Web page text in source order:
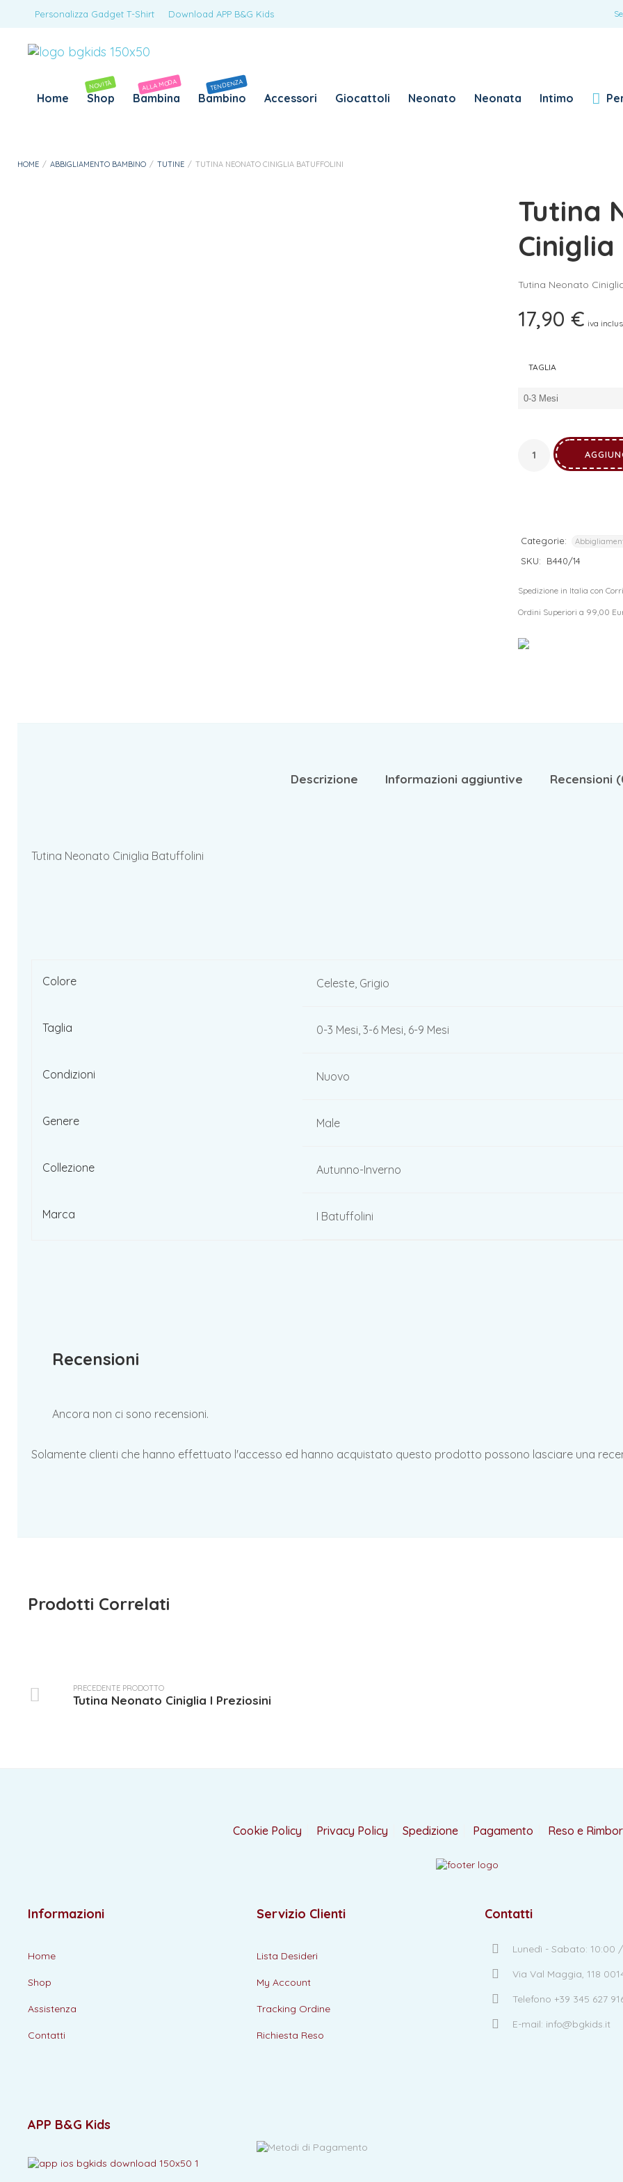
Personalizza Gadget T-Shirt Download APP B&G Kids
NOME UTENTE RICHIESTO
INDIRIZZO EMAIL
I tuoi dati personali verranno utilizzati per supportare la tua
Home Shop
NOVITÀ
Bambina
ALLA MODA
Bambino
TENDENZA
Accessori Giocattoli Neonato Neonata Intimo
HOME / ABBIGLIAMENTO BAMBINO / TUTINE / TUTINA NEONATO CINIGLIA BATUFFOLINI
Tutina
Tutina Neonato
17,90 € iva
TAGLIA
Categorie:
SKU: B440/14
Spedizione in Italia con
Ordini Superiori a 99,00
Descrizione Informazioni aggiuntive Recensioni
Tutina Neonato Ciniglia Batuffolini
Colore Celeste, Grigio
Taglia 0-3 Mesi, 3-6 Mesi, 6-9 Mesi
Condizioni Nuovo
Genere Male
Collezione Autunno-Inverno
Marca I Batuffolini
Recensioni
Ancora non ci sono recensioni.
Solamente clienti che hanno effettuato l'accesso ed hanno acquistato questo prodotto possono lasciare una
Prodotti Correlati
PRECEDENTE PRODOTTO
Tutina Neonato Ciniglia I Preziosini
Cookie Policy Privacy Policy Spedizione Pagamento Reso e
Informazioni
Home
Shop
Assistenza
Contatti
Servizio Clienti
Lista Desideri
My Account
Tracking Ordine
Richiesta Reso
Contatti
Lunedì - Sabato: 10:00
Via Val Maggia, 118
Telefono +39 345 627
E-mail: info@bgkids.it
APP B&G Kids